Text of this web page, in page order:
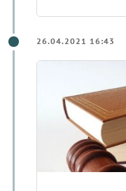
26.04.2021 16:43